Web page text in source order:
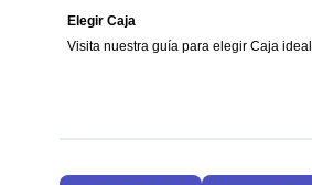
Elegir Caja
Visita nuestra guía para elegir Caja ideal.